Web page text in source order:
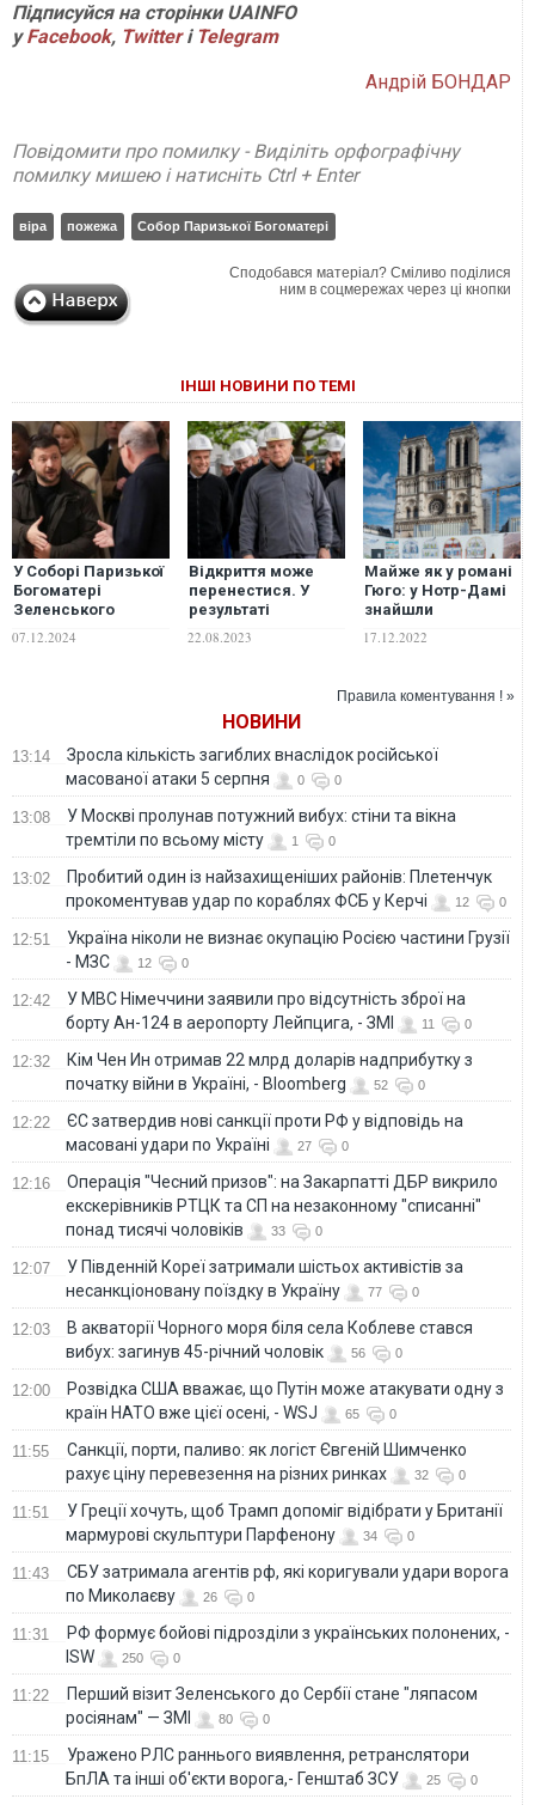
Підписуйся на сторінки UAINFO
уFacebook, Twitter і Telegram
Андрій БОНДАР
Повідомити про помилку - Виділіть орфографічну
помилку мишею і натисніть Ctrl + Enter
віра пожежа Собор Паризької Богоматері
Сподобався матеріал? Сміливо поділися
ним в соцмережах через ці кнопки
ІНШІ НОВИНИ ПО ТЕМІ
У Соборі Паризької
Богоматері
Зеленського
07.12.2024
Відкриття може
перенестися. У
результаті
випадку загинув
22.08.2023
Майже як у романі
Гюго: у Нотр-Дамі
знайшли
молодого
священника
17.12.2022
Правила коментування ! »
НОВИНИ
13:14
Зросла кількість загиблих внаслідок російської
масованої атаки 5 серпня
0 0
13:08
У Москві пролунав потужний вибух: стіни та вікна
тремтіли по всьому місту
1 0
13:02
Пробитий один із найзахищеніших районів: Плетенчук
прокоментував удар по кораблях ФСБ у Керчі
12 0
12:51
Україна ніколи не визнає окупацію Росією частини Грузії
- МЗС
12 0
12:42
У МВС Німеччини заявили про відсутність зброї на
борту Ан-124 в аеропорту Лейпцига, - ЗМІ
11 0
12:32
Кім Чен Ин отримав 22 млрд доларів надприбутку з
початку війни в Україні, - Bloomberg
52 0
12:22
ЄС затвердив нові санкції проти РФ у відповідь на
масовані удари по Україні
27 0
12:16
Операція "Чесний призов": на Закарпатті ДБР викрило
екскерівників РТЦК та СП на незаконному "списанні"
понад тисячі чоловіків
33 0
12:07
У Південній Кореї затримали шістьох активістів за
несанкціоновану поїздку в Україну
77 0
12:03
В акваторії Чорного моря біля села Коблеве стався
вибух: загинув 45-річний чоловік
56 0
12:00
Розвідка США вважає, що Путін може атакувати одну з
країн НАТО вже цієї осені, - WSJ
65 0
11:55
Санкції, порти, паливо: як логіст Євгеній Шимченко
рахує ціну перевезення на різних ринках
32 0
11:51
У Греції хочуть, щоб Трамп допоміг відібрати у Британії
мармурові скульптури Парфенону
34 0
11:43
СБУ затримала агентів рф, які коригували удари ворога
по Миколаєву
26 0
11:31
РФ формує бойові підрозділи з українських полонених, -
ISW
250 0
11:22
Перший візит Зеленського до Сербії стане "ляпасом
росіянам" — ЗМІ
80 0
11:15
Уражено РЛС раннього виявлення, ретранслятори
БпЛА та інші об'єкти ворога,- Генштаб ЗСУ
25 0